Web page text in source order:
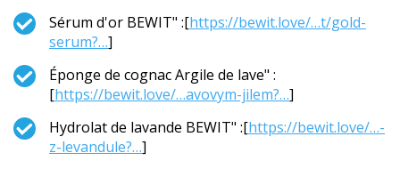
Sérum d'or BEWIT" :[https://bewit.love/…t/gold-
serum?…]
Éponge de cognac Argile de lave" :
[https://bewit.love/…avovym-jilem?…]
Hydrolat de lavande BEWIT" :[https://bewit.love/…-
z-levandule?…]